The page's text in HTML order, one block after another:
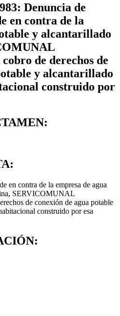
Denuncia de
en contra de la
y alcantarillado
de derechos de
y alcantarillado
construido por
en contra de la empresa de agua
SERVICOMUNAL
de conexión de agua potable
construido por esa